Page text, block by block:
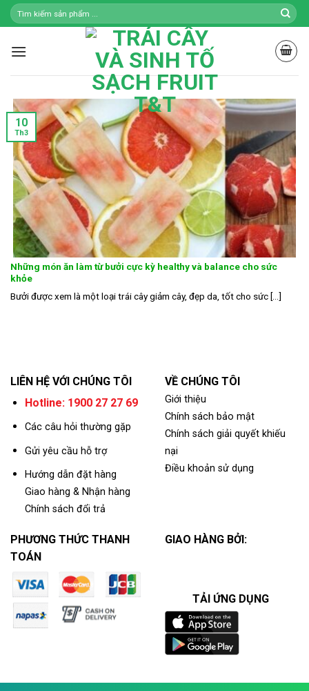
Skip
to
Những món ăn làm từ bưởi cực kỳ healthy và balance cho sức
khỏe
Bưởi được xem là một loại trái cây giảm cây, đẹp da, tốt cho sức [...]
10
Th3
LIÊN HỆ VỚI CHÚNG TÔI
Hotline: 1900 27 27 69
Các câu hỏi thường gặp
Gửi yêu cầu hỗ trợ
Hướng dẫn đặt hàng
Giao hàng & Nhận hàng
Chính sách đổi trả
VỀ CHÚNG TÔI
Giới thiệu
Chính sách bảo mật
Chính sách giải quyết khiếu
nại
Điều khoản sử dụng
PHƯƠNG THỨC THANH
TOÁN
GIAO HÀNG BỞI:
TẢI ỨNG DỤNG